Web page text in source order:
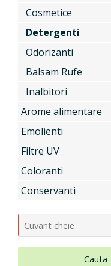
Uleiuri si
Cosmetice
Detergenti
Odorizanti
Balsam Rufe
Inalbitori
Arome alimentare
Emolienti
Filtre UV
Coloranti
Conservanti
Cauta